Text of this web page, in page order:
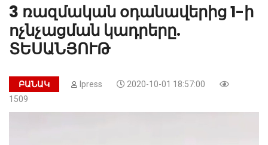
3 ռազմական օդանավերից 1-ի
ոչնչացման կադրերը.
ՏԵՍԱՆՅՈՒԹ
ԲԱՆԱԿ Ipress
2020-10-01 18:57:00
1509